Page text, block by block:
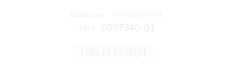
HIKVISION